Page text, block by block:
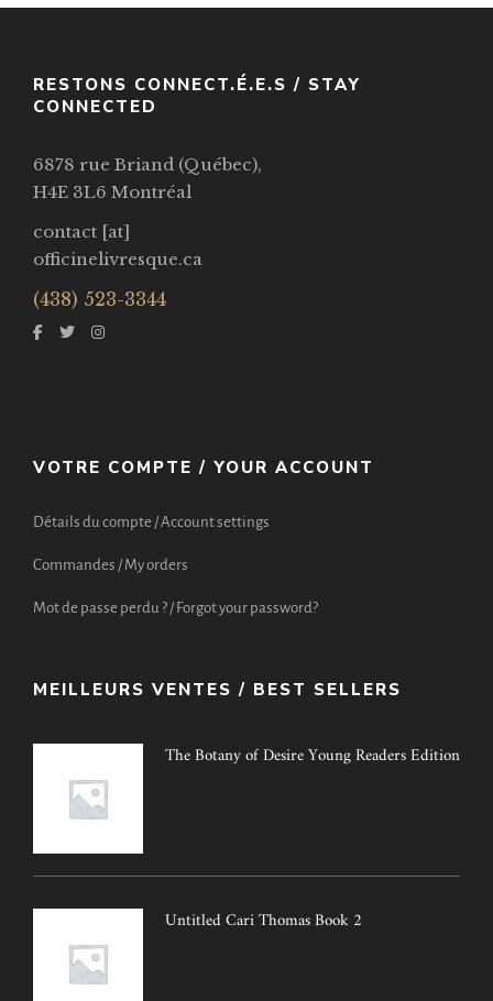
RESTONS CONNECT.É.E.S / STAY
CONNECTED
6878 rue Briand (Québec),
H4E 3L6 Montréal
contact [at]
officinelivresque.ca
(438) 523-3344
VOTRE COMPTE / YOUR ACCOUNT
Détails du compte / Account settings
Commandes / My orders
Mot de passe perdu ? / Forgot your password?
MEILLEURS VENTES / BEST SELLERS
The Botany of Desire Young Readers Edition
Untitled Cari Thomas Book 2